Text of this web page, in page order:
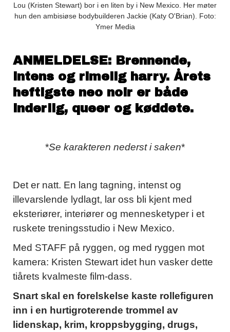
Lou (Kristen Stewart) bor i en liten by i New Mexico. Her møter
hun den ambisiøse bodybuilderen Jackie (Katy O'Brian). Foto:
Ymer Media
ANMELDELSE: Brennende,
intens og rimelig harry. Årets
heftigste neo noir er både
inderlig, queer og køddete.
*Se karakteren nederst i saken*
Det er natt. En lang tagning, intenst og
illevarslende lydlagt, lar oss bli kjent med
eksteriører, interiører og mennesketyper i et
ruskete treningsstudio i New Mexico.
Med STAFF på ryggen, og med ryggen mot
kamera: Kristen Stewart idet hun vasker dette
tiårets kvalmeste film-dass.
Snart skal en forelskelse kaste rollefiguren
inn i en hurtigroterende trommel av
lidenskap, krim, kroppsbygging, drugs,